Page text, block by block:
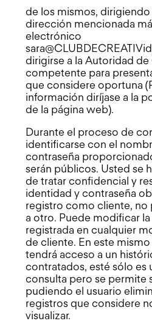
de los mismos, dirigiendo
dirección mencionada
electrónico
dirigirse a la Autoridad de
competente para
que considere oportuna
información diríjase a la
de la página web).
Durante el proceso de
identificarse con el
contraseña
serán públicos. Usted se
de tratar confidencial y
identidad y contraseña
registro como cliente, no
a otro. Puede modificar
registrada en cualquier
de cliente. En este
tendrá acceso a un
contratados, esté sólo es
consulta pero se permite
pudiendo el usuario
registros que considere
visualizar.